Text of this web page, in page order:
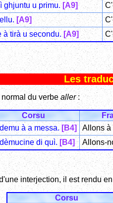
ghjuntu u primu. [A9]
ellu.[A9]
à tirà u secondu. [A9]
Les
du verbealler:
Corsu
à a messa.[B4]
Allons à
di quì.[B4] Allons-
interjection, il est rendu
Corsu